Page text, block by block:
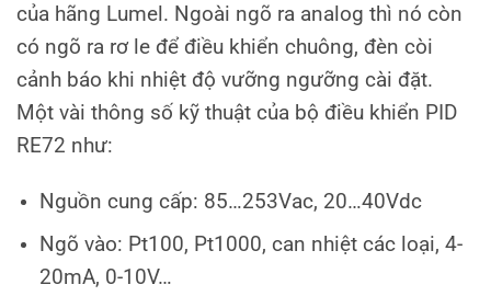
của hãng Lumel. Ngoài ngõ ra analog thì nó còn
có ngõ ra rơ le để điều khiển chuông, đèn còi
cảnh báo khi nhiệt độ vưỡng ngưỡng cài đặt.
Một vài thông số kỹ thuật của bộ điều khiển PID
RE72 như:
Nguồn cung cấp: 85…253Vac, 20…40Vdc
Ngõ vào: Pt100, Pt1000, can nhiệt các loại, 4-
20mA, 0-10V…